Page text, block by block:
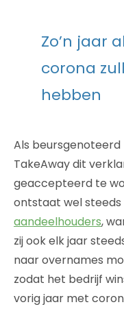
Zo’n jaar
corona
hebben
Als
TakeAway dit
geaccepteerd te
ontstaat wel
aandeelhouders,
zij ook elk jaar
naar overnames
zodat het bedrijf
vorig jaar met